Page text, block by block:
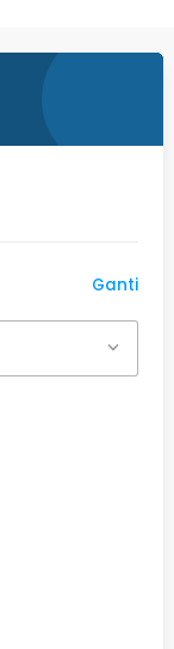
Ganti